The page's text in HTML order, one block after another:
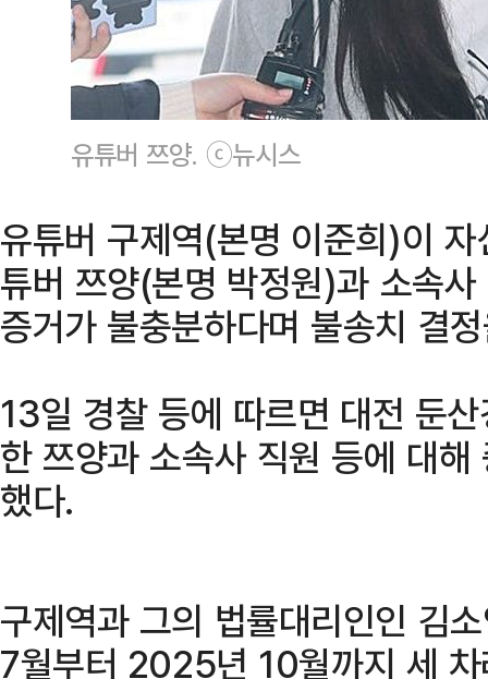
유튜버 쯔양. ⓒ뉴시스
유튜버 구제역(본명 이준희)이
튜버 쯔양(본명 박정원)과 소속
증거가 불충분하다며 불송치 결
13일 경찰 등에 따르면 대전 둔
한 쯔양과 소속사 직원 등에 대
했다.
구제역과 그의 법률대리인인 김
7월부터 2025년 10월까지 세